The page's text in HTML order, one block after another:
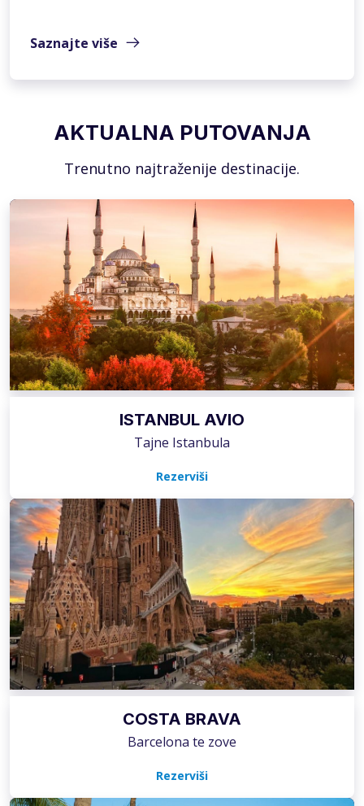
Saznajte više
AKTUALNA PUTOVANJA
Trenutno najtraženije destinacije.
ISTANBUL AVIO
Tajne Istanbula
Rezerviši
COSTA BRAVA
Barcelona te zove
Rezerviši